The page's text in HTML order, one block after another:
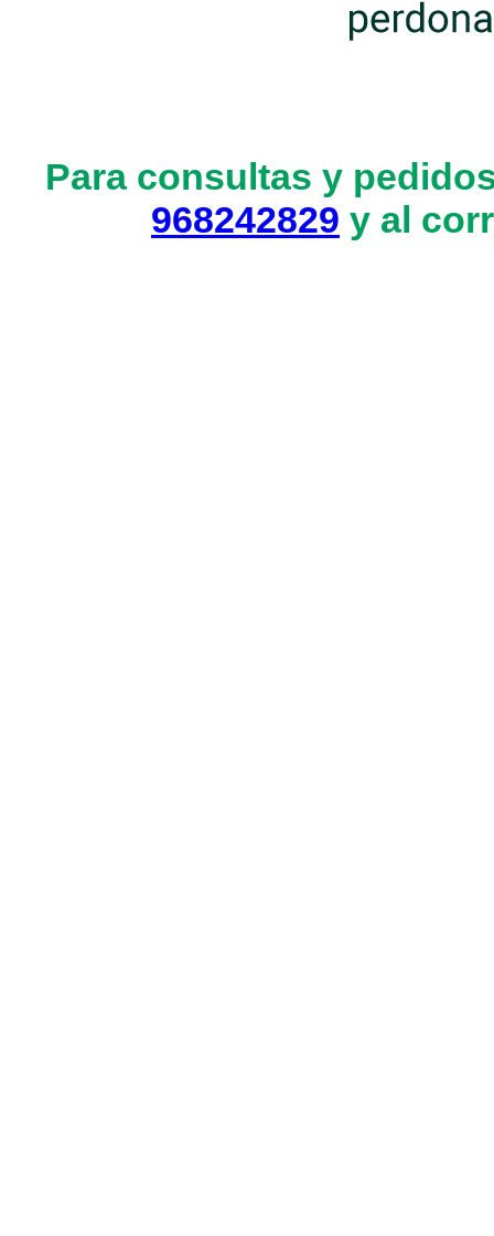
Para consultas y
968242829 y al